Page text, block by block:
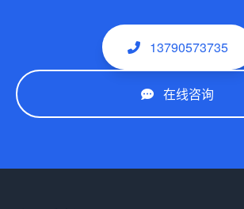
13790573735
在线咨询